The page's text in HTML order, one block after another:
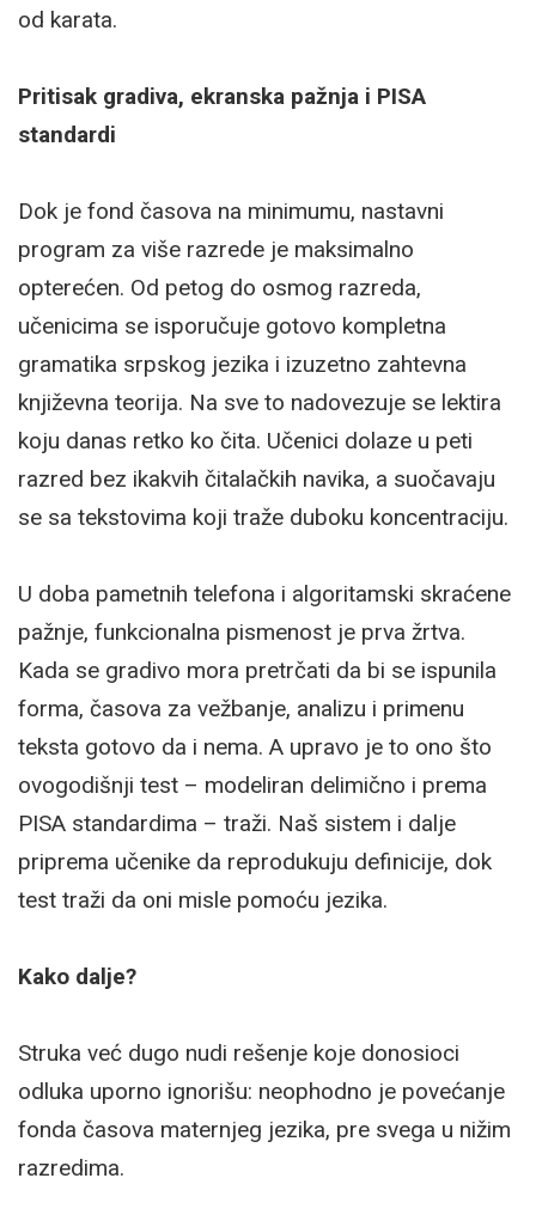
od karata.
Pritisak gradiva, ekranska pažnja i PISA
standardi
Dok je fond časova na minimumu, nastavni
program za više razrede je maksimalno
opterećen. Od petog do osmog razreda,
učenicima se isporučuje gotovo kompletna
gramatika srpskog jezika i izuzetno zahtevna
književna teorija. Na sve to nadovezuje se lektira
koju danas retko ko čita. Učenici dolaze u peti
razred bez ikakvih čitalačkih navika, a suočavaju
se sa tekstovima koji traže duboku koncentraciju.
U doba pametnih telefona i algoritamski skraćene
pažnje, funkcionalna pismenost je prva žrtva.
Kada se gradivo mora pretrčati da bi se ispunila
forma, časova za vežbanje, analizu i primenu
teksta gotovo da i nema. A upravo je to ono što
ovogodišnji test – modeliran delimično i prema
PISA standardima – traži. Naš sistem i dalje
priprema učenike da reprodukuju definicije, dok
test traži da oni misle pomoću jezika.
Kako dalje?
Struka već dugo nudi rešenje koje donosioci
odluka uporno ignorišu: neophodno je povećanje
fonda časova maternjeg jezika, pre svega u nižim
razredima.